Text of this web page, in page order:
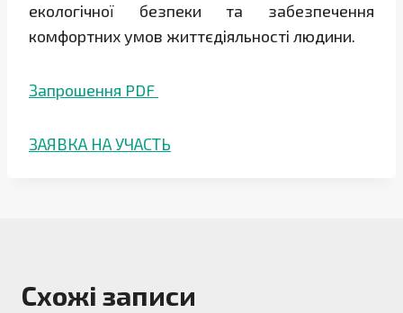
екологічної безпеки та забезпечення
комфортних умов життєдіяльності людини.
Запрошення PDF
ЗАЯВКА НА УЧАСТЬ
Схожі записи